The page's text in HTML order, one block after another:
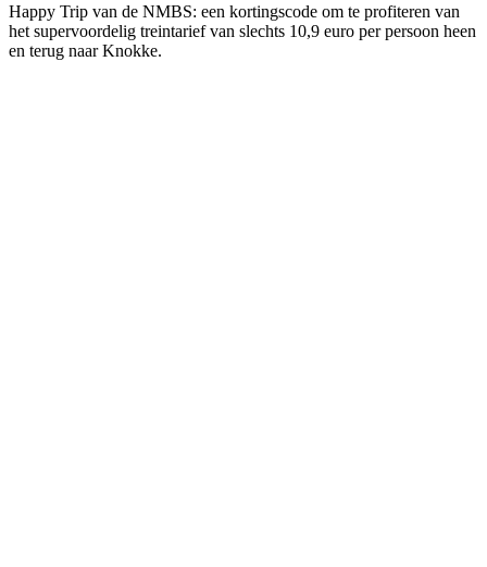
Happy Trip van de NMBS: een kortingscode om te profiteren van
het supervoordelig treintarief van slechts 10,9 euro per persoon heen
en terug naar Knokke.